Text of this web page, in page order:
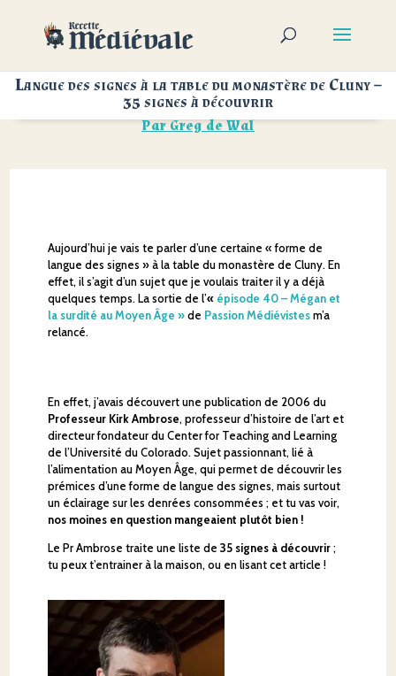
Langue des signes à la table du monastère de Cluny –
35 signes à découvrir
ParGreg de Wal
Aujourd’hui je vais te parler d’une certaine « forme de
langue des signes » à la table du monastère de Cluny. En
effet, il s’agit d’un sujet que je voulais traiter il y a déjà
quelques temps. La sortie de l’« épisode 40 – Mégan et
la surdité au Moyen Âge »de Passion Médiévistesm’a
relancé.
En effet, j’avais découvert une publication de 2006 du
Professeur Kirk Ambrose, professeur d’histoire de l’art et
directeur fondateur du Center for Teaching and Learning
de l’Université du Colorado. Sujet passionnant, lié à
l’alimentation au Moyen Âge, qui permet de découvrir les
prémices d’une forme de langue des signes, mais surtout
un éclairage sur les denrées consommées ; et tu vas voir,
nos moines en question mangeaient plutôt bien !
Le Pr Ambrose traite une liste de 35 signes à découvrir;
tu peux t’entrainer à la maison, ou en lisant cet article !